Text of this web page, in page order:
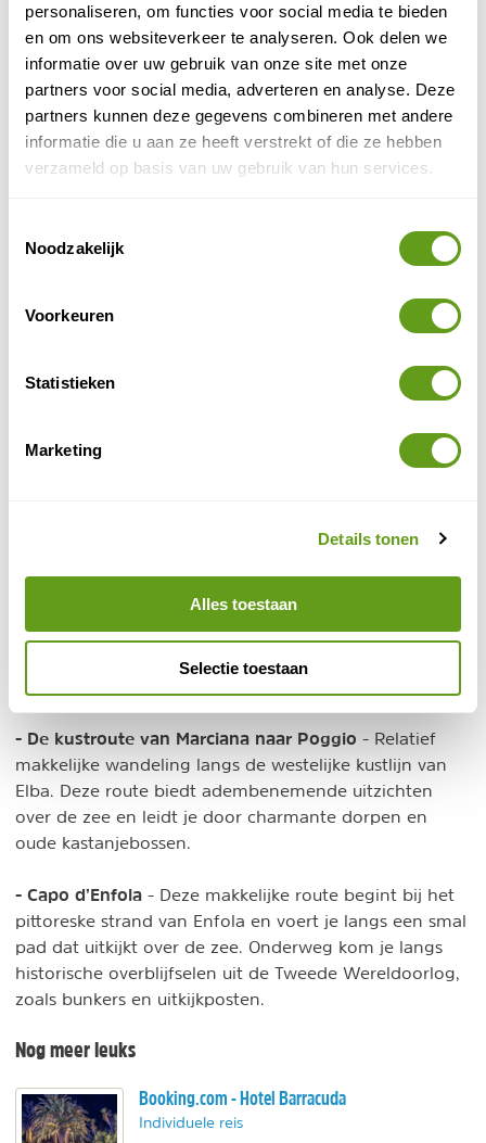
personaliseren, om functies voor social media te bieden
en om ons websiteverkeer te analyseren. Ook delen we
informatie over uw gebruik van onze site met onze
partners voor social media, adverteren en analyse. Deze
partners kunnen deze gegevens combineren met andere
informatie die u aan ze heeft verstrekt of die ze hebben
verzameld op basis van uw gebruik van hun services.
Noodzakelijk
Voorkeuren
Statistieken
Marketing
Details tonen
Alles toestaan
Selectie toestaan
Na beklimming van de Monte Capanne kun je kiezen of
je route eindigt bij Pomonte of in Patresi. In totaal
loop je zo'n 50 tot 60 km met 1.800 hoogtemeters. Er
wordt aangeraden te kiezen voor vier dagetappes.
Wandelen op Elba
naar Forte San Giacomo of naar Capo d'Arco. De
fanatieke hiker beklimt de berg met het beroemde
kruis, waarbij je je soms zelfs moest vasthouden aan
staalkabels.
- De kustroute van Marciana naar Poggio - Relatief
makkelijke wandeling langs de westelijke kustlijn van
Elba. Deze route biedt adembenemende uitzichten
over de zee en leidt je door charmante dorpen en
oude kastanjebossen.
- Capo d’Enfola - Deze makkelijke route begint bij het
pittoreske strand van Enfola en voert je langs een smal
pad dat uitkijkt over de zee. Onderweg kom je langs
historische overblijfselen uit de Tweede Wereldoorlog,
zoals bunkers en uitkijkposten.
Nog meer leuks
Booking.com - Hotel Barracuda
Individuele reis